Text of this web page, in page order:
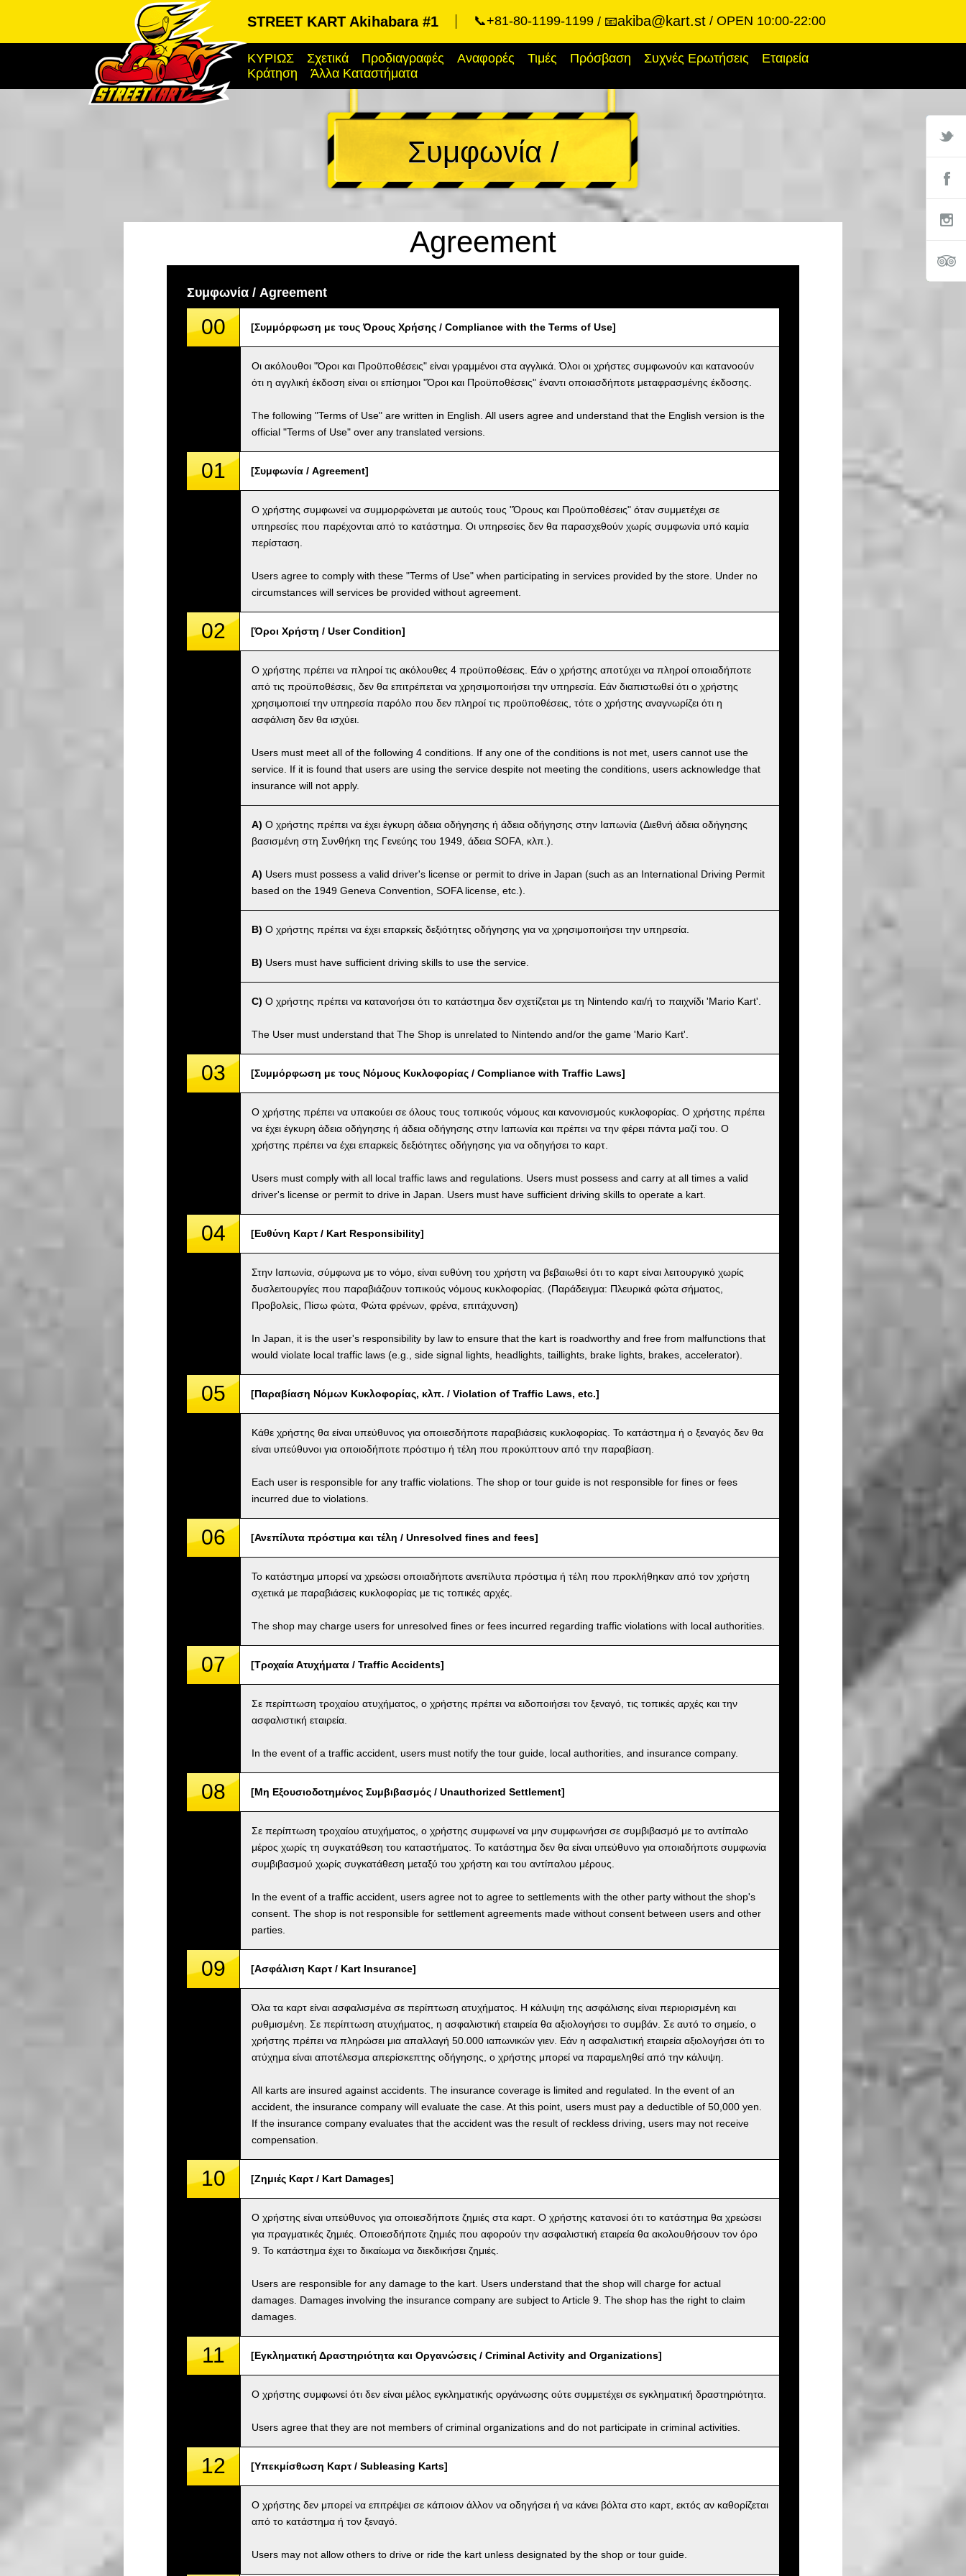
STREET KART Akihabara #1 📞+81-80-1199-1199 📧akiba@kart.st OPEN 10:00-22:00
ΚΥΡΙΩΣ Σχετικά Προδιαγραφές Αναφορές Τιμές Πρόσβαση Συχνές Ερωτήσεις
Εταιρεία
Κράτηση
Άλλα Καταστήματα
Συμφωνία /
Agreement
Συμφωνία / Agreement
00 [Συμμόρφωση με τους Όρους Χρήσης / Compliance with the Terms of Use]
Οι ακόλουθοι "Όροι και Προϋποθέσεις" είναι γραμμένοι στα αγγλικά. Όλοι οι χρήστες συμφωνούν και κατανοούν
ότι η αγγλική έκδοση είναι οι επίσημοι "Όροι και Προϋποθέσεις" έναντι οποιασδήποτε μεταφρασμένης έκδοσης.
The following "Terms of Use" are written in English. All users agree and understand that the English version is the
official "Terms of Use" over any translated versions.
01 [Συμφωνία / Agreement]
Ο χρήστης συμφωνεί να συμμορφώνεται με αυτούς τους "Όρους και Προϋποθέσεις" όταν συμμετέχει σε
υπηρεσίες που παρέχονται από το κατάστημα. Οι υπηρεσίες δεν θα παρασχεθούν χωρίς συμφωνία υπό καμία
περίσταση.
Users agree to comply with these "Terms of Use" when participating in services provided by the store. Under no
circumstances will services be provided without agreement.
02 [Όροι Χρήστη / User Condition]
Ο χρήστης πρέπει να πληροί τις ακόλουθες 4 προϋποθέσεις. Εάν ο χρήστης αποτύχει να πληροί οποιαδήποτε
από τις προϋποθέσεις, δεν θα επιτρέπεται να χρησιμοποιήσει την υπηρεσία. Εάν διαπιστωθεί ότι ο χρήστης
χρησιμοποιεί την υπηρεσία παρόλο που δεν πληροί τις προϋποθέσεις, τότε ο χρήστης αναγνωρίζει ότι η
ασφάλιση δεν θα ισχύει.
Users must meet all of the following 4 conditions. If any one of the conditions is not met, users cannot use the
service. If it is found that users are using the service despite not meeting the conditions, users acknowledge that
insurance will not apply.
A) Ο χρήστης πρέπει να έχει έγκυρη άδεια οδήγησης ή άδεια οδήγησης στην Ιαπωνία (Διεθνή άδεια οδήγησης
βασισμένη στη Συνθήκη της Γενεύης του 1949, άδεια SOFA, κλπ.).
A) Users must possess a valid driver's license or permit to drive in Japan (such as an International Driving Permit
based on the 1949 Geneva Convention, SOFA license, etc.).
B) Ο χρήστης πρέπει να έχει επαρκείς δεξιότητες οδήγησης για να χρησιμοποιήσει την υπηρεσία.
B) Users must have sufficient driving skills to use the service.
C) Ο χρήστης πρέπει να κατανοήσει ότι το κατάστημα δεν σχετίζεται με τη Nintendo και/ή το παιχνίδι 'Mario Kart'.
The User must understand that The Shop is unrelated to Nintendo and/or the game 'Mario Kart'.
03 [Συμμόρφωση με τους Νόμους Κυκλοφορίας / Compliance with Traffic Laws]
Ο χρήστης πρέπει να υπακούει σε όλους τους τοπικούς νόμους και κανονισμούς κυκλοφορίας. Ο χρήστης πρέπει
να έχει έγκυρη άδεια οδήγησης ή άδεια οδήγησης στην Ιαπωνία και πρέπει να την φέρει πάντα μαζί του. Ο
χρήστης πρέπει να έχει επαρκείς δεξιότητες οδήγησης για να οδηγήσει το καρτ.
Users must comply with all local traffic laws and regulations. Users must possess and carry at all times a valid
driver's license or permit to drive in Japan. Users must have sufficient driving skills to operate a kart.
04 [Ευθύνη Καρτ / Kart Responsibility]
Στην Ιαπωνία, σύμφωνα με το νόμο, είναι ευθύνη του χρήστη να βεβαιωθεί ότι το καρτ είναι λειτουργικό χωρίς
δυσλειτουργίες που παραβιάζουν τοπικούς νόμους κυκλοφορίας. (Παράδειγμα: Πλευρικά φώτα σήματος,
Προβολείς, Πίσω φώτα, Φώτα φρένων, φρένα, επιτάχυνση)
In Japan, it is the user's responsibility by law to ensure that the kart is roadworthy and free from malfunctions that
would violate local traffic laws (e.g., side signal lights, headlights, taillights, brake lights, brakes, accelerator).
05 [Παραβίαση Νόμων Κυκλοφορίας, κλπ. / Violation of Traffic Laws, etc.]
Κάθε χρήστης θα είναι υπεύθυνος για οποιεσδήποτε παραβιάσεις κυκλοφορίας. Το κατάστημα ή ο ξεναγός δεν θα
είναι υπεύθυνοι για οποιοδήποτε πρόστιμο ή τέλη που προκύπτουν από την παραβίαση.
Each user is responsible for any traffic violations. The shop or tour guide is not responsible for fines or fees
incurred due to violations.
06 [Ανεπίλυτα πρόστιμα και τέλη / Unresolved fines and fees]
Το κατάστημα μπορεί να χρεώσει οποιαδήποτε ανεπίλυτα πρόστιμα ή τέλη που προκλήθηκαν από τον χρήστη
σχετικά με παραβιάσεις κυκλοφορίας με τις τοπικές αρχές.
The shop may charge users for unresolved fines or fees incurred regarding traffic violations with local authorities.
07 [Τροχαία Ατυχήματα / Traffic Accidents]
Σε περίπτωση τροχαίου ατυχήματος, ο χρήστης πρέπει να ειδοποιήσει τον ξεναγό, τις τοπικές αρχές και την
ασφαλιστική εταιρεία.
In the event of a traffic accident, users must notify the tour guide, local authorities, and insurance company.
08 [Μη Εξουσιοδοτημένος Συμβιβασμός / Unauthorized Settlement]
Σε περίπτωση τροχαίου ατυχήματος, ο χρήστης συμφωνεί να μην συμφωνήσει σε συμβιβασμό με το αντίπαλο
μέρος χωρίς τη συγκατάθεση του καταστήματος. Το κατάστημα δεν θα είναι υπεύθυνο για οποιαδήποτε συμφωνία
συμβιβασμού χωρίς συγκατάθεση μεταξύ του χρήστη και του αντίπαλου μέρους.
In the event of a traffic accident, users agree not to agree to settlements with the other party without the shop's
consent. The shop is not responsible for settlement agreements made without consent between users and other
parties.
09 [Ασφάλιση Καρτ / Kart Insurance]
Όλα τα καρτ είναι ασφαλισμένα σε περίπτωση ατυχήματος. Η κάλυψη της ασφάλισης είναι περιορισμένη και
ρυθμισμένη. Σε περίπτωση ατυχήματος, η ασφαλιστική εταιρεία θα αξιολογήσει το συμβάν. Σε αυτό το σημείο, ο
χρήστης πρέπει να πληρώσει μια απαλλαγή 50.000 ιαπωνικών γιεν. Εάν η ασφαλιστική εταιρεία αξιολογήσει ότι το
ατύχημα είναι αποτέλεσμα απερίσκεπτης οδήγησης, ο χρήστης μπορεί να παραμεληθεί από την κάλυψη.
All karts are insured against accidents. The insurance coverage is limited and regulated. In the event of an
accident, the insurance company will evaluate the case. At this point, users must pay a deductible of 50,000 yen.
If the insurance company evaluates that the accident was the result of reckless driving, users may not receive
compensation.
10 [Ζημιές Καρτ / Kart Damages]
Ο χρήστης είναι υπεύθυνος για οποιεσδήποτε ζημιές στα καρτ. Ο χρήστης κατανοεί ότι το κατάστημα θα χρεώσει
για πραγματικές ζημιές. Οποιεσδήποτε ζημιές που αφορούν την ασφαλιστική εταιρεία θα ακολουθήσουν τον όρο
9. Το κατάστημα έχει το δικαίωμα να διεκδικήσει ζημιές.
Users are responsible for any damage to the kart. Users understand that the shop will charge for actual
damages. Damages involving the insurance company are subject to Article 9. The shop has the right to claim
damages.
11 [Εγκληματική Δραστηριότητα και Οργανώσεις / Criminal Activity and Organizations]
Ο χρήστης συμφωνεί ότι δεν είναι μέλος εγκληματικής οργάνωσης ούτε συμμετέχει σε εγκληματική δραστηριότητα.
Users agree that they are not members of criminal organizations and do not participate in criminal activities.
12 [Υπεκμίσθωση Καρτ / Subleasing Karts]
Ο χρήστης δεν μπορεί να επιτρέψει σε κάποιον άλλον να οδηγήσει ή να κάνει βόλτα στο καρτ, εκτός αν καθορίζεται
από το κατάστημα ή τον ξεναγό.
Users may not allow others to drive or ride the kart unless designated by the shop or tour guide.